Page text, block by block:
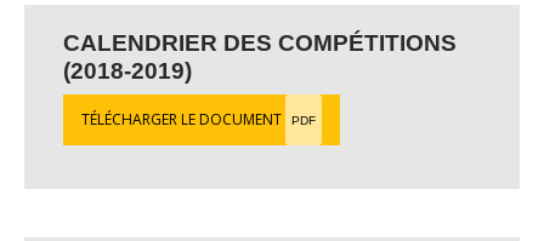
CALENDRIER DES COMPÉTITIONS
(2018-2019)
TÉLÉCHARGER LE DOCUMENT PDF